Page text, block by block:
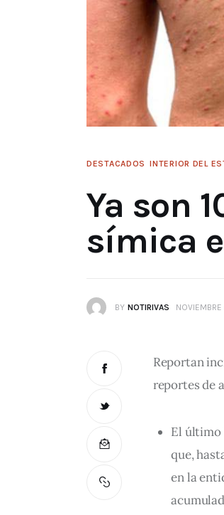
DESTACADOS INTERIOR DEL
Ya son
símica
BY NOTIRIVAS
Reportan
reportes de
El último
que,
en la